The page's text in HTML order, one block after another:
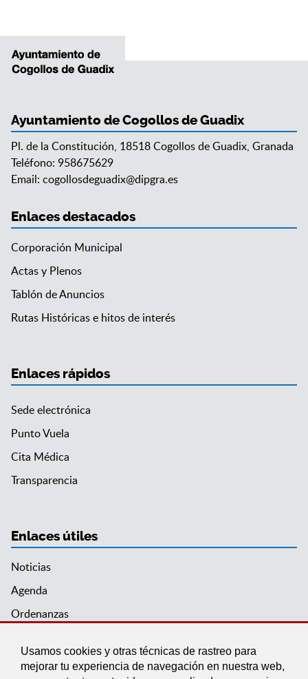
Usamos cookies y otras técnicas de rastreo para
mejorar tu experiencia de navegación en nuestra web,
Ayuntamiento de Cogollos de Guadix
Pl. de la Constitución, 18518 Cogollos de Guadix, Granada
Teléfono: 958675629
Email: cogollosdeguadix@dipgra.es
Enlaces destacados
Corporación Municipal
Actas y Plenos
Tablón de Anuncios
Rutas Históricas e hitos de interés
Enlaces rápidos
Sede electrónica
Punto Vuela
Cita Médica
Transparencia
Enlaces útiles
Noticias
Agenda
Ordenanzas